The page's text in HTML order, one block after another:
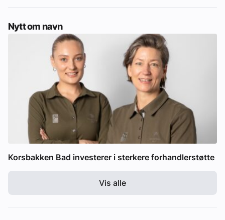
Nytt om navn
Korsbakken Bad investerer i sterkere forhandlerstøtte
Vis alle